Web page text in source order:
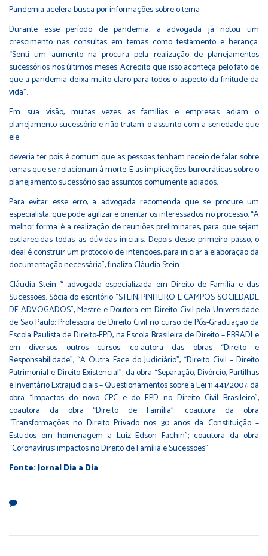
Pandemia acelera busca por informações sobre o tema
Durante esse período de pandemia, a advogada já notou um
crescimento nas consultas em temas como testamento e herança.
“Senti um aumento na procura pela realização de planejamentos
sucessórios nos últimos meses. Acredito que isso aconteça pelo fato de
que a pandemia deixa muito claro para todos o aspecto da finitude da
vida”.
Em sua visão, muitas vezes as famílias e empresas adiam o
planejamento sucessório e não tratam o assunto com a seriedade que
ele
deveria ter pois é comum que as pessoas tenham receio de falar sobre
temas que se relacionam à morte. E as implicações burocráticas sobre o
planejamento sucessório são assuntos comumente adiados.
Para evitar esse erro, a advogada recomenda que se procure um
especialista, que pode agilizar e orientar os interessados no processo. “A
melhor forma é a realização de reuniões preliminares, para que sejam
esclarecidas todas as dúvidas iniciais. Depois desse primeiro passo, o
ideal é construir um protocolo de intenções, para iniciar a elaboração da
documentação necessária”, finaliza Cláudia Stein.
Cláudia Stein * advogada especializada em Direito de Família e das
Sucessões. Sócia do escritório “STEIN, PINHEIRO E CAMPOS SOCIEDADE
DE ADVOGADOS”; Mestre e Doutora em Direito Civil pela Universidade
de São Paulo; Professora de Direito Civil no curso de Pós-Graduação da
Escola Paulista de Direito-EPD, na Escola Brasileira de Direito – EBRADI e
em diversos outros cursos; co-autora das obras “Direito e
Responsabilidade”, “A Outra Face do Judiciário”, “Direito Civil – Direito
Patrimonial e Direito Existencial”; da obra “Separação, Divórcio, Partilhas
e Inventário Extrajudiciais – Questionamentos sobre a Lei 11.441/2007; da
obra “Impactos do novo CPC e do EPD no Direito Civil Brasileiro”;
coautora da obra “Direito de Família”; coautora da obra
“Transformações no Direito Privado nos 30 anos da Constituição –
Estudos em homenagem a Luiz Edson Fachin”; coautora da obra
“Coronavírus: impactos no Direito de Família e Sucessões”.
Fonte: Jornal Dia a Dia